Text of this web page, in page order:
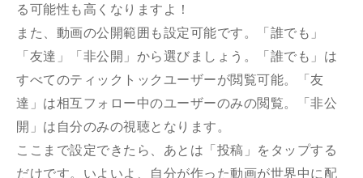
る可能性も高くなりますよ！
また、動画の公開範囲も設定可能です。「誰でも」
「友達」「非公開」から選びましょう。「誰でも」は
すべてのティックトックユーザーが閲覧可能。「友
達」は相互フォロー中のユーザーのみの閲覧。「非公
開」は自分のみの視聴となります。
ここまで設定できたら、あとは「投稿」をタップする
だけです。いよいよ、自分が作った動画が世界中に配